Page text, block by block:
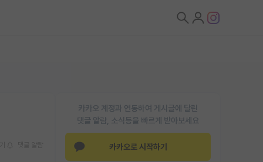
카카오 계정과 연동하여 게시글에 달린
댓글 알람, 소식등을 빠르게 받아보세요
카카오로 시작하기